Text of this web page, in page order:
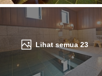
Lihat semua23